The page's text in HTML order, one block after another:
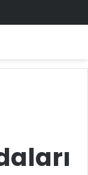
Stratejiler